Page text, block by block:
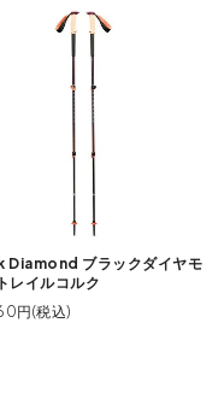
Diamond ブラックダイヤモ
レイルコルク
円(税込)